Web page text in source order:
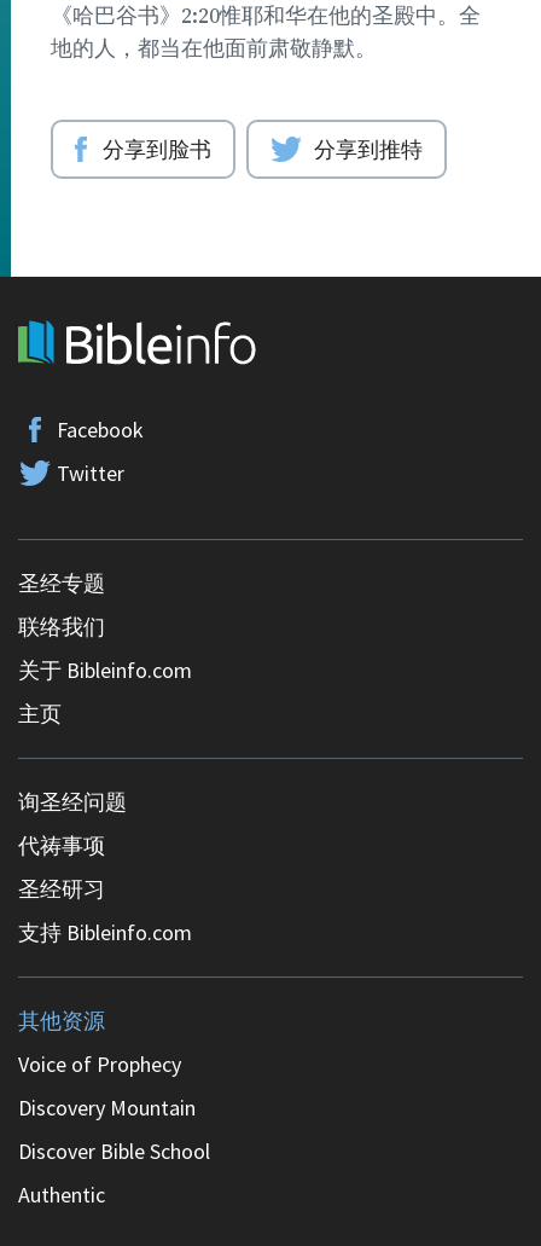
《哈巴谷书》2:20惟耶和华在他的圣殿中。全
地的人，都当在他面前肃敬静默。
分享到脸书 分享到推特
Facebook
Twitter
圣经专题
联络我们
关于 Bibleinfo.com
主页
询圣经问题
代祷事项
圣经研习
支持 Bibleinfo.com
其他资源
Voice of Prophecy
Discovery Mountain
Discover Bible School
Authentic